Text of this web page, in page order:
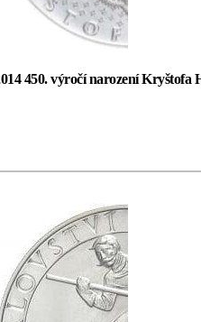
450. výročí narození